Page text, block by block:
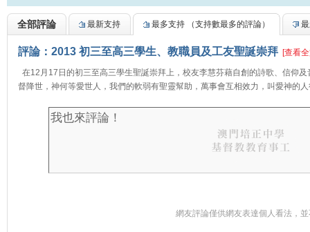
全部評論 最新支持 最多支持 （支持數最多的評論）
評論：2013 初三至高三學生、教職員及工友聖誕崇拜 [查看
在12月17日的初三至高三學生聖誕崇拜上，校友李慧芬藉自創的詩歌、信仰
督降世，神何等愛世人，我們的軟弱有聖靈幫助，萬事會互相效力，叫愛神的
網友評論僅供網友表達個人看法，